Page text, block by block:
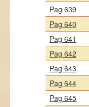
Pag 639
Pag 640
Pag 641
Pag 642
Pag 643
Pag 644
Pag 645